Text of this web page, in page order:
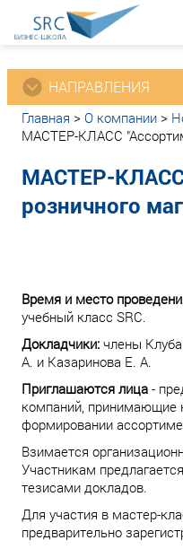
НАПРАВЛЕНИЯ
Главная > О компании >
МАСТЕР-КЛАСС
МАСТЕР-КЛАСС
розничного
Время и место
учебный класс SRC.
Докладчики: члены
А. и Казаринова Е. А.
Приглашаются лица -
компаний, принимающие
формировании
Взимается
Участникам
тезисами докладов.
Для участия в мастер-
предварительно